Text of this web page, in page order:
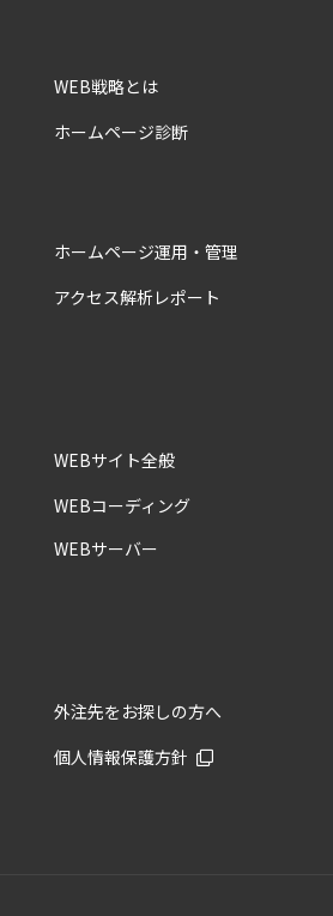
WEB戦略とは
ホームページ診断
ホームページ運用・管理
アクセス解析レポート
WEBサイト全般
WEBコーディング
WEBサーバー
外注先をお探しの方へ
個人情報保護方針